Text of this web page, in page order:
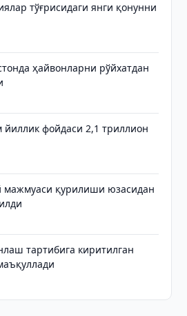
тўғрисидаги янги қонунни
ҳайвонларни рўйхатдан
фойдаси 2,1 триллион
мажмуаси қурилиши юзасидан
тартибига киритилган